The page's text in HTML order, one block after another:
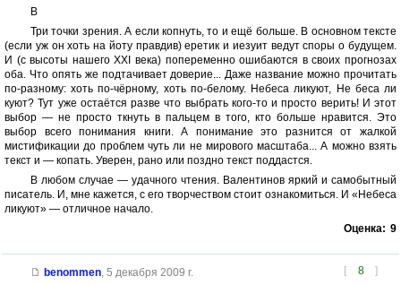
В
Три точки зрения. А если копнуть, то и ещё больше. В основном тексте
(если уж он хоть на йоту правдив) еретик и иезуит ведут споры о будущем.
И (с высоты нашего XXI века) попеременно ошибаются в своих прогнозах
оба. Что опять же подтачивает доверие... Даже название можно прочитать
по-разному: хоть по-чёрному, хоть по-белому. Небеса ликуют, Не беса ли
куют? Тут уже остаётся разве что выбрать кого-то и просто верить! И этот
выбор — не просто ткнуть в пальцем в того, кто больше нравится. Это
выбор всего понимания книги. А понимание это разнится от жалкой
мистификации до проблем чуть ли не мирового масштаба... А можно взять
текст и — копать. Уверен, рано или поздно текст поддастся.
В любом случае — удачного чтения. Валентинов яркий и самобытный
писатель. И, мне кажется, с его творчеством стоит ознакомиться. И «Небеса
ликуют» — отличное начало.
Оценка: 9
[ 8 ]
benommen, 5 декабря 2009 г.